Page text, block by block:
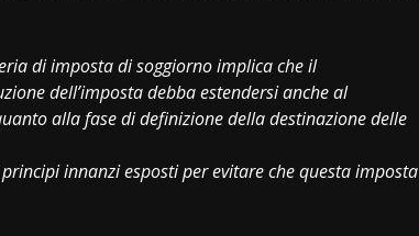
di imposta di soggiorno implica che il
dell’imposta debba estendersi anche al
alla fase di definizione della destinazione delle
innanzi esposti per evitare che questa imposta